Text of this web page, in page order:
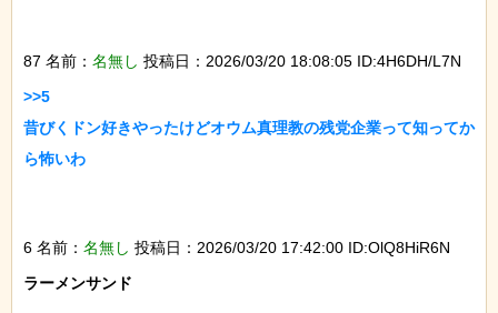
87 名前： 名無し 投稿日：2026/03/20 18:08:05 ID:4H6DH/L7N
>>5
昔びくドン好きやったけどオウム真理教の残党企業って知ってか
ら怖いわ
6 名前： 名無し 投稿日：2026/03/20 17:42:00 ID:OlQ8HiR6N
ラーメンサンド